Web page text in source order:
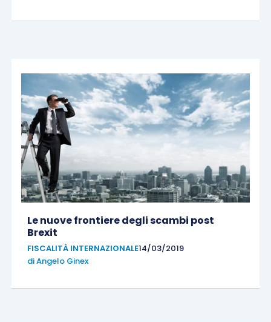
Le nuove frontiere degli scambi post
Brexit
FISCALITÀ INTERNAZIONALE14/03/2019
diAngelo Ginex